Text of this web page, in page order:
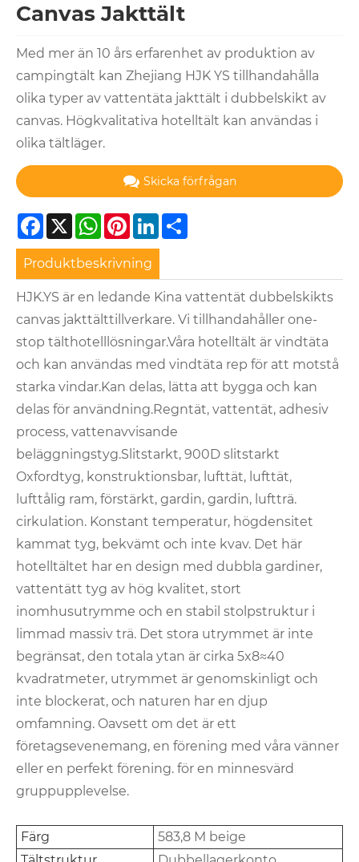
Canvas Jakttält
Med mer än 10 års erfarenhet av produktion av
campingtält kan Zhejiang HJK YS tillhandahålla
olika typer av vattentäta jakttält i dubbelskikt av
canvas. Högkvalitativa hotelltält kan användas i
olika tältläger.
Skicka förfrågan
Facebook
X WhatsApp
Pinterest
LinkedIn
Produktbeskrivning
HJK.YS är en ledande Kina vattentät dubbelskikts
canvas jakttälttillverkare. Vi tillhandahåller one-
stop tälthotelllösningar.Våra hotelltält är vindtäta
och kan användas med vindtäta rep för att motstå
starka vindar.Kan delas, lätta att bygga och kan
delas för användning.Regntät, vattentät, adhesiv
process, vattenavvisande
beläggningstyg.Slitstarkt, 900D slitstarkt
Oxfordtyg, konstruktionsbar, lufttät, lufttät,
lufttålig ram, förstärkt, gardin, gardin, luftträ.
cirkulation. Konstant temperatur, högdensitet
kammat tyg, bekvämt och inte kvav. Det här
hotelltältet har en design med dubbla gardiner,
vattentätt tyg av hög kvalitet, stort
inomhusutrymme och en stabil stolpstruktur i
limmad massiv trä. Det stora utrymmet är inte
begränsat, den totala ytan är cirka 5x8≈40
kvadratmeter, utrymmet är genomskinligt och
inte blockerat, och naturen har en djup
omfamning. Oavsett om det är ett
företagsevenemang, en förening med våra vänner
eller en perfekt förening. för en minnesvärd
gruppupplevelse.
Färg
583,8 M beige